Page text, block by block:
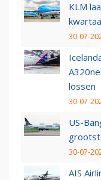
KLM
30-07-
lossen
30-07-
US-
30-07-
AIS